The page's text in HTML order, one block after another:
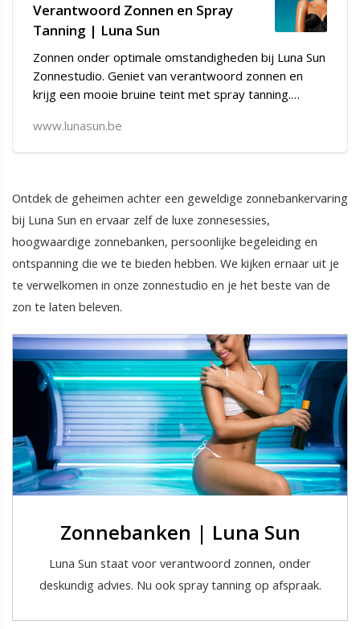
Verantwoord Zonnen en Spray
Tanning | Luna Sun
Zonnen onder optimale omstandigheden bij Luna Sun
Zonnestudio. Geniet van verantwoord zonnen en
krijg een mooie bruine teint met spray tanning.
www.lunasun.be
Ontdek de geheimen achter een geweldige zonnebankervaring
bij Luna Sun en ervaar zelf de luxe zonnesessies,
hoogwaardige zonnebanken, persoonlijke begeleiding en
ontspanning die we te bieden hebben. We kijken ernaar uit je
te verwelkomen in onze zonnestudio en je het beste van de
zon te laten beleven.
Zonnebanken | Luna Sun
Luna Sun staat voor verantwoord zonnen, onder
deskundig advies. Nu ook spray tanning op afspraak.